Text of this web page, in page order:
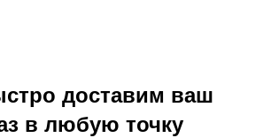
доставим ваш
в любую точку